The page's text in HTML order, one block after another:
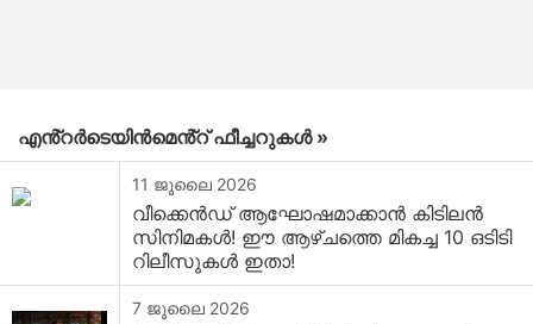
എൻ്റർടെയിൻമെൻ്റ് ഫീച്ചറുകൾ »
11 ജൂലൈ 2026
വീക്കെൻഡ് ആഘോഷമാക്കാൻ കിടിലൻ
സിനിമകൾ! ഈ ആഴ്ചത്തെ മികച്ച 10 ഒടിടി
റിലീസുകൾ ഇതാ!
7 ജൂലൈ 2026